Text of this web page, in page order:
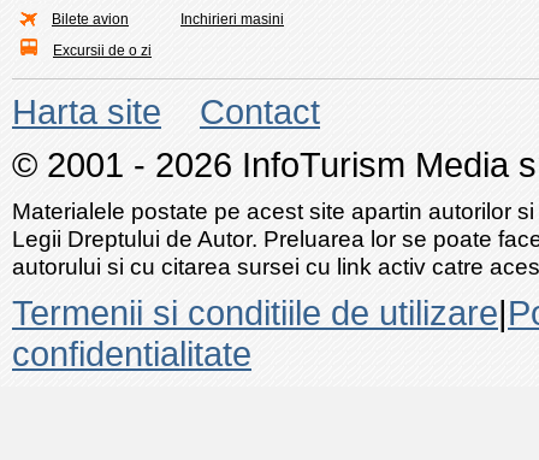
Bilete avion
Excursii de o zi
Inchirieri masini
Harta site
Contact
© 2001 - 2026 InfoTurism Media
Materialele postate pe acest site apartin autorilor
Legii Dreptului de Autor. Preluarea lor se poate
autorului si cu citarea sursei cu link activ catre
Termenii si conditiile de utilizare|
confidentialitate